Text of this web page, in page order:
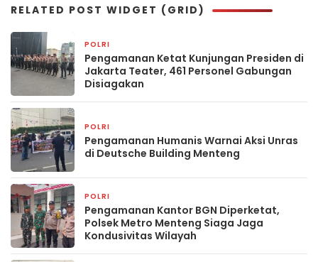
RELATED POST WIDGET (GRID)
POLRI
Pengamanan Ketat Kunjungan Presiden di
Jakarta Teater, 461 Personel Gabungan
Disiagakan
POLRI
Pengamanan Humanis Warnai Aksi Unras
di Deutsche Building Menteng
POLRI
Pengamanan Kantor BGN Diperketat,
Polsek Metro Menteng Siaga Jaga
Kondusivitas Wilayah